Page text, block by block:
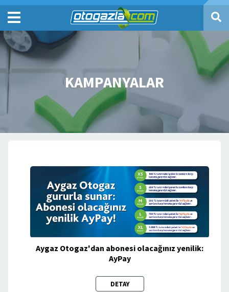
KAMPANYALAR
Aygaz Otogaz'dan abonesi olacağınız yenilik:
AyPay
DETAY